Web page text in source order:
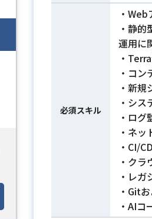
必須スキル
・
・静
運用に
・
・コ
・新
・シ
・ロ
・ネ
・CI/
・ク
・レ
・Git
・AI